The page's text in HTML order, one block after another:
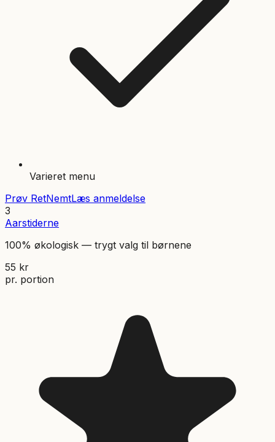
Varieret menu
Prøv RetNemtLæs anmeldelse
3
Aarstiderne
100% økologisk — trygt valg til børnene
55 kr
pr. portion